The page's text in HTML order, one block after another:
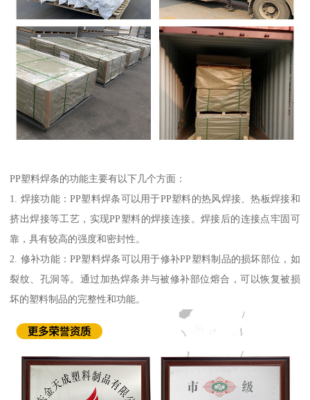
PP塑料焊条的功能主要有以下几个方面：
1. 焊接功能：PP塑料焊条可以用于PP塑料的热风焊接、热板焊接和
挤出焊接等工艺，实现PP塑料的焊接连接。焊接后的连接点牢固可
靠，具有较高的强度和密封性。
2. 修补功能：PP塑料焊条可以用于修补PP塑料制品的损坏部位，如
裂纹、孔洞等。通过加热焊条并与被修补部位熔合，可以恢复被损
坏的塑料制品的完整性和功能。